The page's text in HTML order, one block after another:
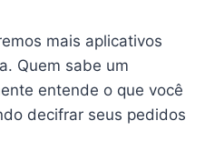
mais aplicativos
Quem sabe um
entende o que você
decifrar seus pedidos